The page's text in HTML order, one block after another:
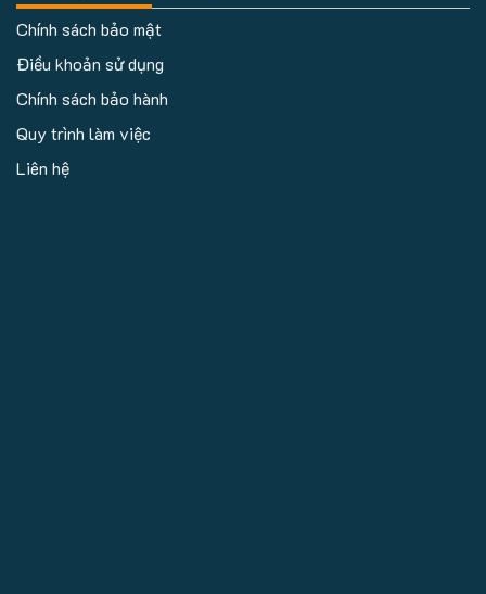
Chính sách bảo mật
Điều khoản sử dụng
Chính sách bảo hành
Quy trình làm việc
Liên hệ